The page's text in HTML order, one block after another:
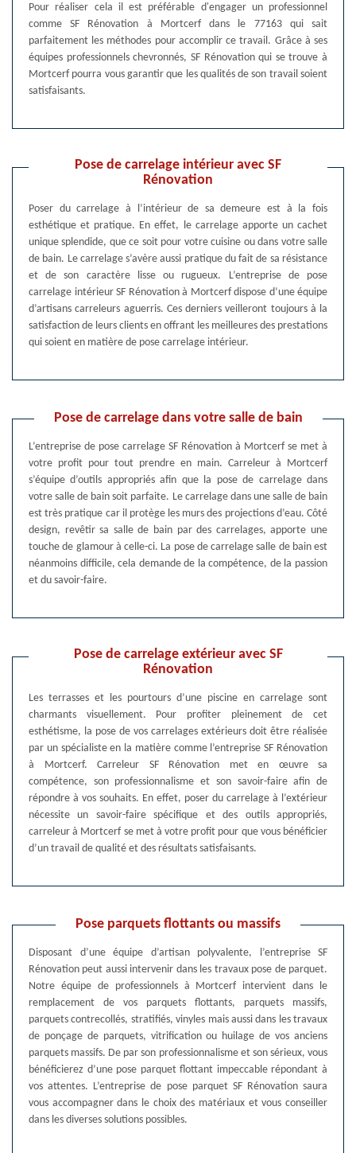
Pour réaliser cela il est préférable d'engager un professionnel
comme SF Rénovation à Mortcerf dans le 77163 qui sait
parfaitement les méthodes pour accomplir ce travail. Grâce à ses
équipes professionnels chevronnés, SF Rénovation qui se trouve à
Mortcerf pourra vous garantir que les qualités de son travail soient
satisfaisants.
Pose de carrelage intérieur avec SF
Rénovation
Poser du carrelage à l’intérieur de sa demeure est à la fois
esthétique et pratique. En effet, le carrelage apporte un cachet
unique splendide, que ce soit pour votre cuisine ou dans votre salle
de bain. Le carrelage s’avère aussi pratique du fait de sa résistance
et de son caractère lisse ou rugueux. L’entreprise de pose
carrelage intérieur SF Rénovation à Mortcerf dispose d’une équipe
d’artisans carreleurs aguerris. Ces derniers veilleront toujours à la
satisfaction de leurs clients en offrant les meilleures des prestations
qui soient en matière de pose carrelage intérieur.
Pose de carrelage dans votre salle de bain
L’entreprise de pose carrelage SF Rénovation à Mortcerf se met à
votre profit pour tout prendre en main. Carreleur à Mortcerf
s’équipe d’outils appropriés afin que la pose de carrelage dans
votre salle de bain soit parfaite. Le carrelage dans une salle de bain
est très pratique car il protège les murs des projections d’eau. Côté
design, revêtir sa salle de bain par des carrelages, apporte une
touche de glamour à celle-ci. La pose de carrelage salle de bain est
néanmoins difficile, cela demande de la compétence, de la passion
et du savoir-faire.
Pose de carrelage extérieur avec SF
Rénovation
Les terrasses et les pourtours d’une piscine en carrelage sont
charmants visuellement. Pour profiter pleinement de cet
esthétisme, la pose de vos carrelages extérieurs doit être réalisée
par un spécialiste en la matière comme l’entreprise SF Rénovation
à Mortcerf. Carreleur SF Rénovation met en œuvre sa
compétence, son professionnalisme et son savoir-faire afin de
répondre à vos souhaits. En effet, poser du carrelage à l’extérieur
nécessite un savoir-faire spécifique et des outils appropriés,
carreleur à Mortcerf se met à votre profit pour que vous bénéficier
d’un travail de qualité et des résultats satisfaisants.
Pose parquets flottants ou massifs
Disposant d’une équipe d’artisan polyvalente, l’entreprise SF
Rénovation peut aussi intervenir dans les travaux pose de parquet.
Notre équipe de professionnels à Mortcerf intervient dans le
remplacement de vos parquets flottants, parquets massifs,
parquets contrecollés, stratifiés, vinyles mais aussi dans les travaux
de ponçage de parquets, vitrification ou huilage de vos anciens
parquets massifs. De par son professionnalisme et son sérieux, vous
bénéficierez d’une pose parquet flottant impeccable répondant à
vos attentes. L’entreprise de pose parquet SF Rénovation saura
vous accompagner dans le choix des matériaux et vous conseiller
dans les diverses solutions possibles.